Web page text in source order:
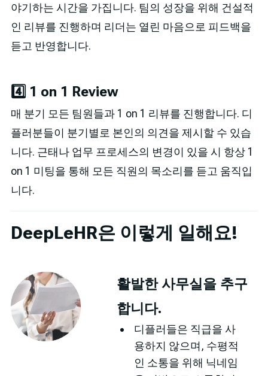
야기하는 시간을 가집니다. 팀의 성장을 위해 건설적
인 리뷰를 진행하며 리더는 열린 마음으로 피드백을
듣고 반영합니다.
4️⃣ 1 on 1 Review
매 분기 모든 팀원들과 1 on 1 리뷰를 진행합니다. 디
플러분들이 분기별로 본인의 의견을 제시할 수 있습
니다. 근태나 업무 프로세스의 변경이 있을 시 항상 1
on 1 미팅을 통해 모든 직원의 목소리를 듣고 움직입
니다.
DeepLeHR은 이렇게 일해요!
활발한 사무실을 추구
합니다.
디플러들은 직급을 사
용하지 않으며, 수평적
인 소통을 위해 닉네임